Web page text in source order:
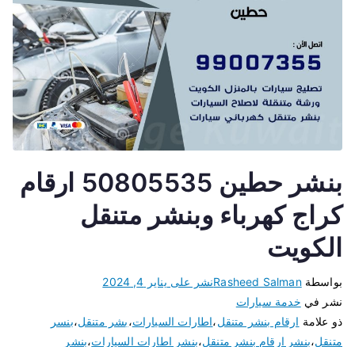
بنشر حطين 50805535 ارقام
كراج كهرباء وبنشر متنقل
الكويت
بواسطةRasheed Salmanنشر على يناير 4, 2024
نشر في خدمة سيارات
ذو علامة ارقام بنشر متنقل،اطارات السيارات،بشر متنقل،بنسر
متنقل،بنشر ارقام بنشر متنقل،بنشر اطارات السيارات،بنشر